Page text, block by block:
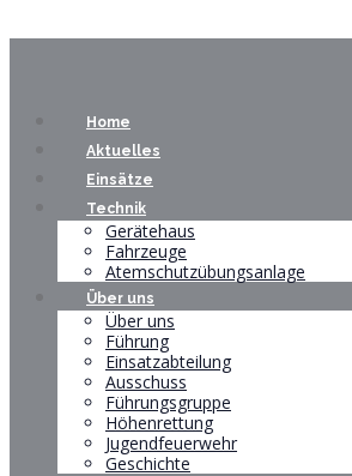
Home
Aktuelles
Einsätze
Technik
Gerätehaus
Fahrzeuge
Atemschutzübungsanlage
Über uns
Über uns
Führung
Einsatzabteilung
Ausschuss
Führungsgruppe
Höhenrettung
Jugendfeuerwehr
Geschichte